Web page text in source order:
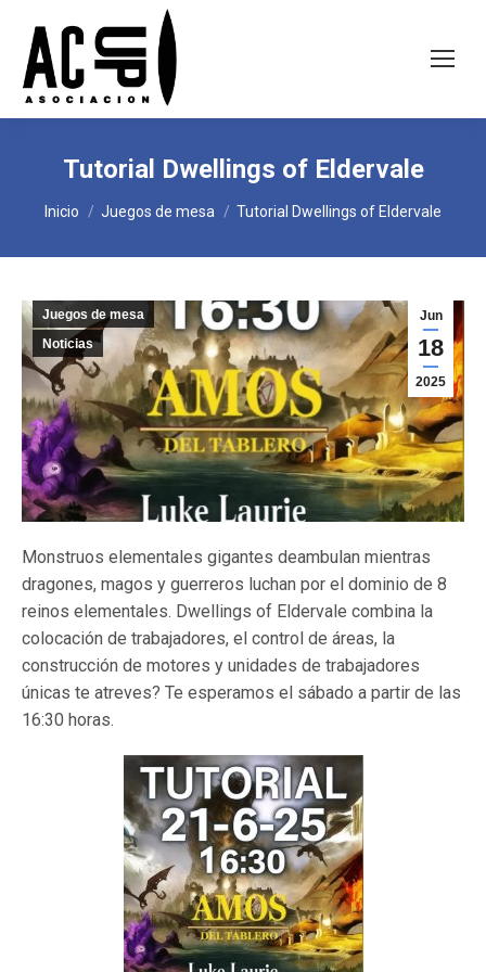
Tutorial Dwellings of Eldervale
Estás aquí:
Inicio Juegos de mesa Tutorial Dwellings of Eldervale
Jun
18
2025
Juegos de mesa
Noticias
Monstruos elementales gigantes deambulan mientras
dragones, magos y guerreros luchan por el dominio de 8
reinos elementales. Dwellings of Eldervale combina la
colocación de trabajadores, el control de áreas, la
construcción de motores y unidades de trabajadores
únicas te atreves? Te esperamos el sábado a partir de las
16:30 horas.